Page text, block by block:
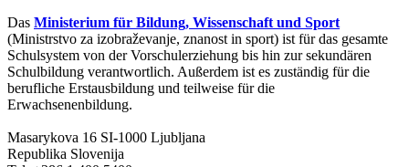
Das Ministerium für Bildung, Wissenschaft und Sport
(Ministrstvo za izobraževanje, znanost in sport) ist für das gesamte
Schulsystem von der Vorschulerziehung bis hin zur sekundären
Schulbildung verantwortlich. Außerdem ist es zuständig für die
berufliche Erstausbildung und teilweise für die
Erwachsenenbildung.
Masarykova 16 SI-1000 Ljubljana
Republika Slovenija